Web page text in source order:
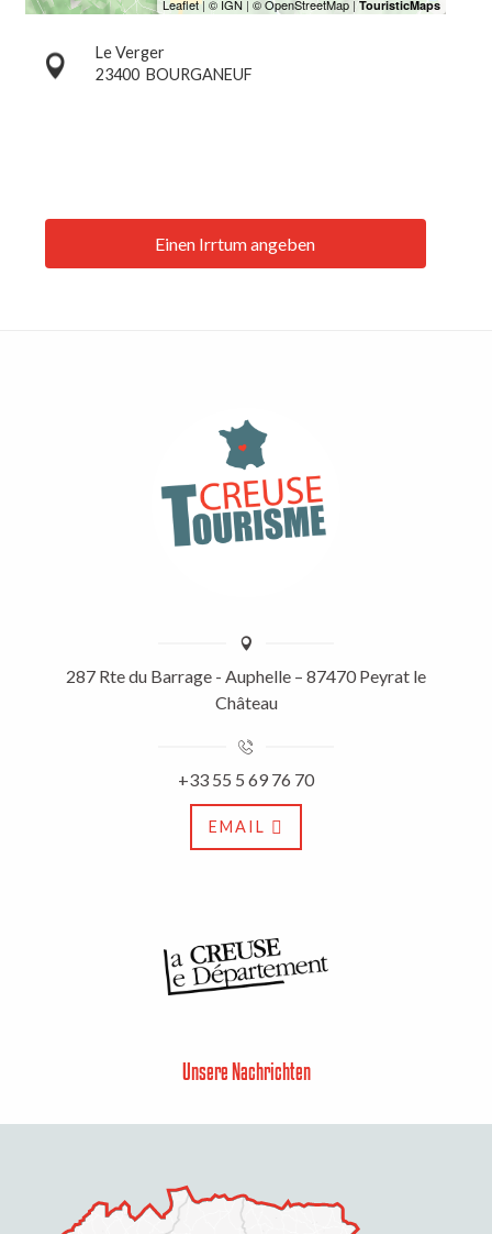
Le Verger
23400 BOURGANEUF
Einen Irrtum angeben
287 Rte du Barrage - Auphelle – 87470 Peyrat le
Château
+33 55 5 69 76 70
EMAIL
Unsere Nachrichten